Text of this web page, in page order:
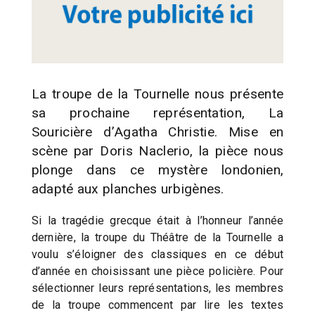
La troupe de la Tournelle nous présente
sa prochaine représentation, La
Souricière d’Agatha Christie. Mise en
scène par Doris Naclerio, la pièce nous
plonge dans ce mystère londonien,
adapté aux planches urbigènes.
Si la tragédie grecque était à l’honneur l’année
dernière, la troupe du Théâtre de la Tournelle a
voulu s’éloigner des classiques en ce début
d’année en choisissant une pièce policière. Pour
sélectionner leurs représentations, les membres
de la troupe commencent par lire les textes